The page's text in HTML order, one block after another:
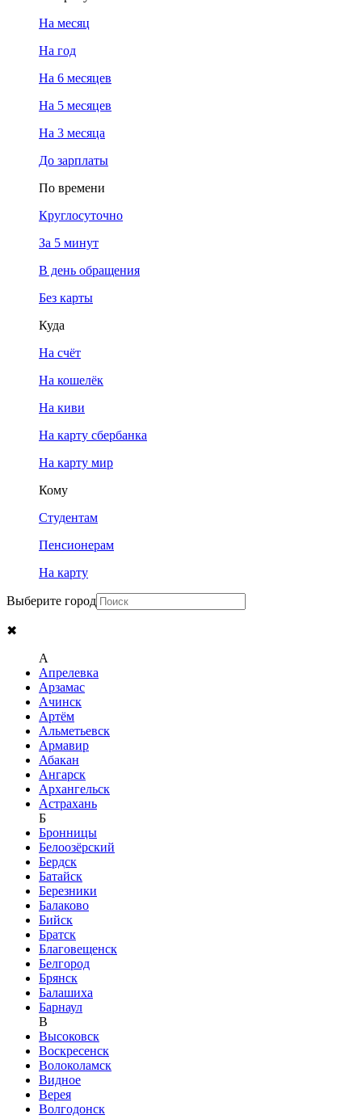
На месяц
На год
На 6 месяцев
На 5 месяцев
На 3 месяца
До зарплаты
По времени
Круглосуточно
За 5 минут
В день обращения
Без карты
Куда
На счёт
На кошелёк
На киви
На карту сбербанка
На карту мир
Кому
Студентам
Пенсионерам
На карту
Выберите город
✖
A
Апрелевка
Арзамас
Ачинск
Артём
Альметьевск
Армавир
Абакан
Ангарск
Архангельск
Астрахань
Б
Бронницы
Белоозёрский
Бердск
Батайск
Березники
Балаково
Бийск
Братск
Благовещенск
Белгород
Брянск
Балашиха
Барнаул
В
Высоковск
Воскресенск
Волоколамск
Видное
Верея
Волгодонск